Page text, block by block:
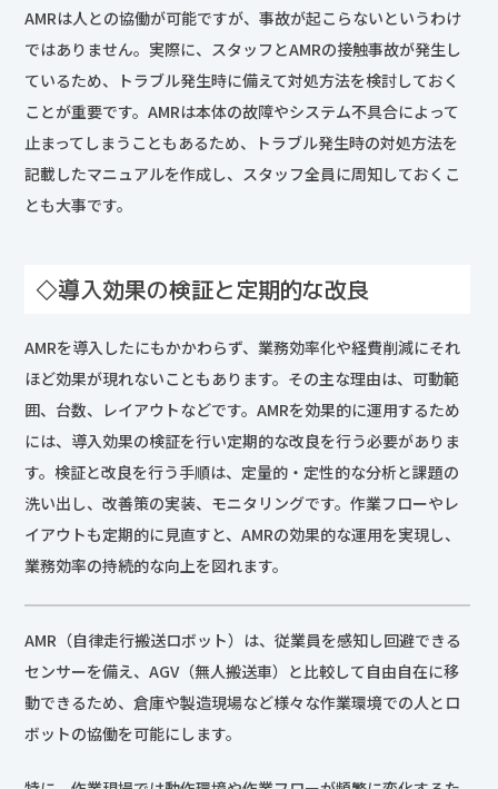
AMRは人との協働が可能ですが、事故が起こらないというわけ
ではありません。実際に、スタッフとAMRの接触事故が発生し
ているため、トラブル発生時に備えて対処方法を検討しておく
ことが重要です。AMRは本体の故障やシステム不具合によって
止まってしまうこともあるため、トラブル発生時の対処方法を
記載したマニュアルを作成し、スタッフ全員に周知しておくこ
とも大事です。
◇導入効果の検証と定期的な改良
AMRを導入したにもかかわらず、業務効率化や経費削減にそれ
ほど効果が現れないこともあります。その主な理由は、可動範
囲、台数、レイアウトなどです。AMRを効果的に運用するため
には、導入効果の検証を行い定期的な改良を行う必要がありま
す。検証と改良を行う手順は、定量的・定性的な分析と課題の
洗い出し、改善策の実装、モニタリングです。作業フローやレ
イアウトも定期的に見直すと、AMRの効果的な運用を実現し、
業務効率の持続的な向上を図れます。
AMR（自律走行搬送ロボット）は、従業員を感知し回避できる
センサーを備え、AGV（無人搬送車）と比較して自由自在に移
動できるため、倉庫や製造現場など様々な作業環境での人とロ
ボットの協働を可能にします。